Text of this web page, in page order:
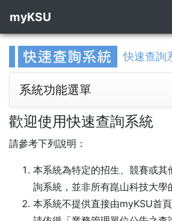
myKSU
快速查詢
系統功能選單
歡迎使用快速查詢系統
請參考下列說明：
本系統為特定的招生、競賽或其
詢系統，並非所有崑山科技大學
本系統不提供直接由myKSU首